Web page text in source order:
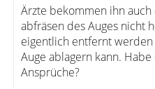
Ärzte bekommen ihn
abfräsen des Auges nicht
eigentlich entfernt
Auge ablagern kann.
Ansprüche?